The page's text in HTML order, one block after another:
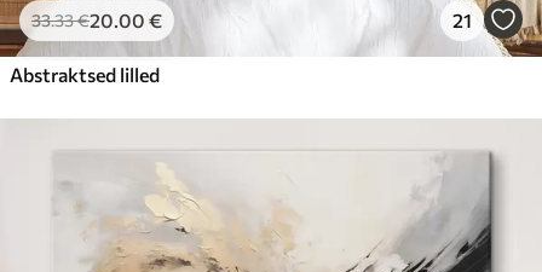
33.33€20.00 € 21
Abstraktsed lilled